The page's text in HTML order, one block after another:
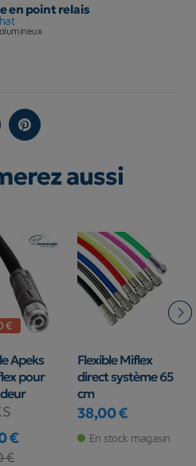
en point relais
aussi
€
Apeks
pour
€
base
€
Flexible Miflex
direct système 65
cm
Prix
38,00 €
En stock magasin